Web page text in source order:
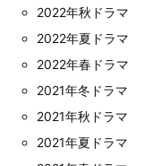
2022年秋ドラマ
2022年夏ドラマ
2022年春ドラマ
2021年冬ドラマ
2021年秋ドラマ
2021年夏ドラマ